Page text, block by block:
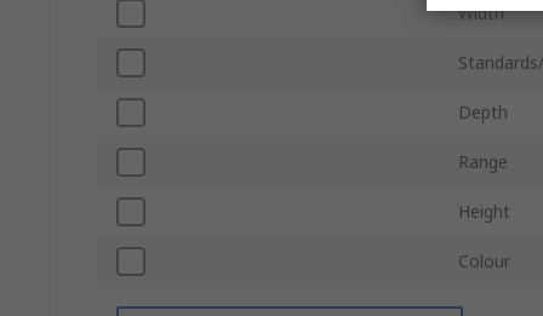
Width
Depth
Range
Height
Colour